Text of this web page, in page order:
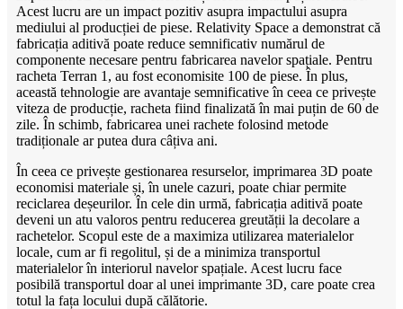
Acest lucru are un impact pozitiv asupra impactului asupra
mediului al producției de piese. Relativity Space a demonstrat că
fabricația aditivă poate reduce semnificativ numărul de
componente necesare pentru fabricarea navelor spațiale. Pentru
racheta Terran 1, au fost economisite 100 de piese. În plus,
această tehnologie are avantaje semnificative în ceea ce privește
viteza de producție, racheta fiind finalizată în mai puțin de 60 de
zile. În schimb, fabricarea unei rachete folosind metode
tradiționale ar putea dura câțiva ani.
În ceea ce privește gestionarea resurselor, imprimarea 3D poate
economisi materiale și, în unele cazuri, poate chiar permite
reciclarea deșeurilor. În cele din urmă, fabricația aditivă poate
deveni un atu valoros pentru reducerea greutății la decolare a
rachetelor. Scopul este de a maximiza utilizarea materialelor
locale, cum ar fi regolitul, și de a minimiza transportul
materialelor în interiorul navelor spațiale. Acest lucru face
posibilă transportul doar al unei imprimante 3D, care poate crea
totul la fața locului după călătorie.